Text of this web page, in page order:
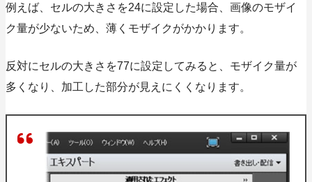
例えば、セルの大きさを24に設定した場合、画像のモザイ
ク量が少ないため、薄くモザイクがかかります。
反対にセルの大きさを77に設定してみると、モザイク量が
多くなり、加工した部分が見えにくくなります。